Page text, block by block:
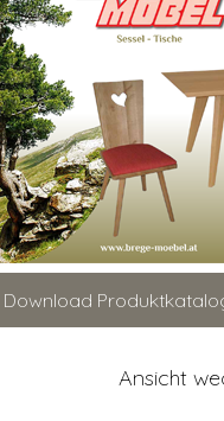
Download
Ansicht